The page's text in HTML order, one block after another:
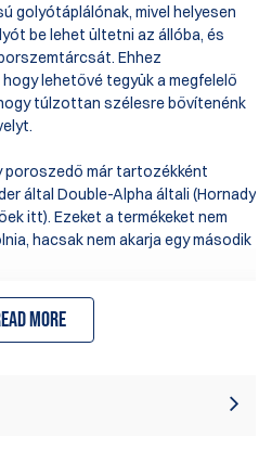
golyótáplálónak, mivel helyesen
be lehet ültetni az állóba, és
Ehhez
lehetővé tegyük a megfelelő
túlzottan szélesre bővítenénk
poroszedő már tartozékként
által Double-Alpha általi (Hornady
itt). Ezeket a termékeket nem
hacsak nem akarja egy második
poroszedő csak a Dillon
kompatibilis más márkákéval. Az
more